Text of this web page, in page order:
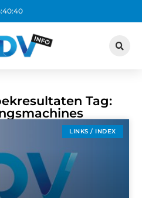
Tag:
LINKS / INDEX